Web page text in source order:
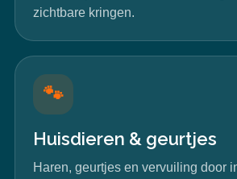
zichtbare kringen.
🐾
Huisdieren & geurtjes
Haren, geurtjes en vervuiling door